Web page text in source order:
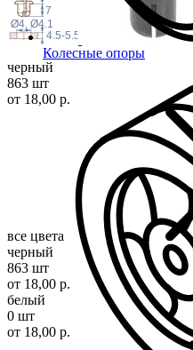
Колесные опоры
Ø4, Ø4.1
4.5-5.5
7
черный
863 шт
от 18,00 р.
все цвета
черный
863 шт
от 18,00 р.
белый
0 шт
от 18,00 р.